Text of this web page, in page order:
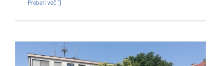
Preberi več